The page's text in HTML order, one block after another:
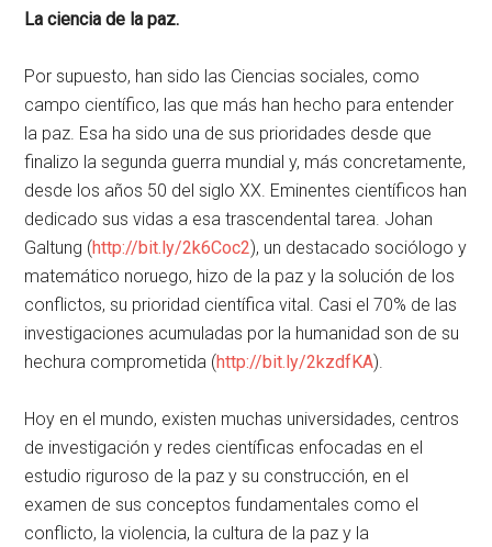
La ciencia de la paz.
Por supuesto, han sido las Ciencias sociales, como
campo científico, las que más han hecho para entender
la paz. Esa ha sido una de sus prioridades desde que
finalizo la segunda guerra mundial y, más concretamente,
desde los años 50 del siglo XX. Eminentes científicos han
dedicado sus vidas a esa trascendental tarea. Johan
Galtung (http://bit.ly/2k6Coc2), un destacado sociólogo y
matemático noruego, hizo de la paz y la solución de los
conflictos, su prioridad científica vital. Casi el 70% de las
investigaciones acumuladas por la humanidad son de su
hechura comprometida (http://bit.ly/2kzdfKA).
Hoy en el mundo, existen muchas universidades, centros
de investigación y redes científicas enfocadas en el
estudio riguroso de la paz y su construcción, en el
examen de sus conceptos fundamentales como el
conflicto, la violencia, la cultura de la paz y la